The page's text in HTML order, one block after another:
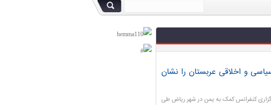
و اخلاقی عربستان را نشان
کنفرانس کمک به یمن در شهر ریاض طی